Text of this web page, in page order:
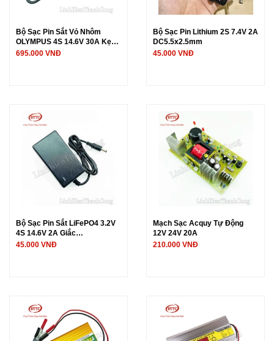
Bộ Sạc Pin Sắt Vỏ Nhôm
OLYMPUS 4S 14.6V 30A Kẹp
Đỏ Đen
695.000 VNĐ
Bộ Sạc Pin Lithium 2S 7.4V 2A
DC5.5x2.5mm
45.000 VNĐ
Bộ Sạc Pin Sắt LiFePO4 3.2V
4S 14.6V 2A Giắc
DC5.5x2.5mm
45.000 VNĐ
Mạch Sạc Acquy Tự Động
12V 24V 20A
210.000 VNĐ